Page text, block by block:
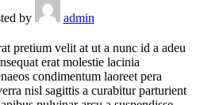
by admin
pretium velit at ut a nunc id a adeu
erat molestie lacinia
condimentum laoreet pera
nisl sagittis a curabitur parturient